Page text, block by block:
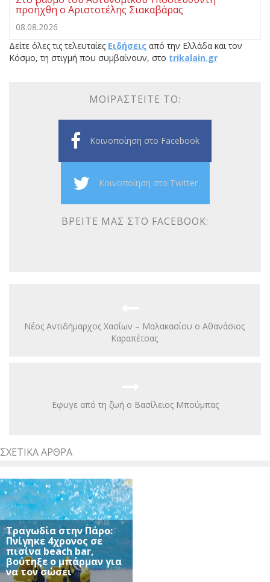
προήχθη ο Αριστοτέλης Σιακαβάρας
08.08.2026
Δείτε όλες τις τελευταίες Ειδήσεις από την Ελλάδα και τον
Κόσμο, τη στιγμή που συμβαίνουν, στο trikalain.gr
ΜΟΙΡΑΣΤΕΊΤΕ ΤΟ:
Κοινοποίηση στο Facebook
Κοινοποίηση στο Twitter
ΒΡΕΊΤΕ ΜΑΣ ΣΤΟ FACEBOOK:
Νέος Αντιδήμαρχος Χασίων – Μαλακασίου ο Αθανάσιος
Καραπέτσας
Εφυγε από τη ζωή ο Βασίλειος Μπούμπας
ΣΧΕΤΙΚΆ ΆΡΘΡΑ
Τραγωδία στην Πάρο:
Πνίγηκε 4χρονος σε
πισίνα beach bar,
βούτηξε ο μπάρμαν για
να τον σώσει